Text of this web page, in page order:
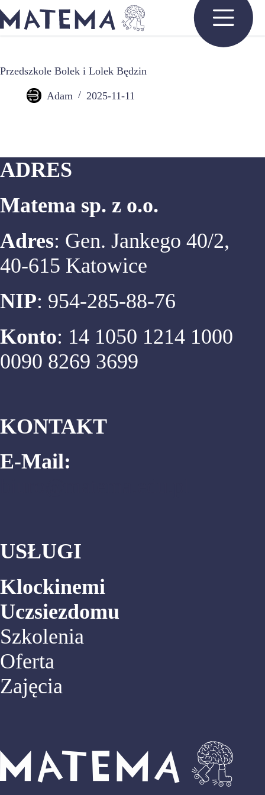
do
treści
Przedszkole Bolek i Lolek Będzin
Adam 2025-11-11
ADRES
Matema sp. z o.o.
Adres: Gen. Jankego 40/2,
40-615 Katowice
NIP: 954-285-88-76
Konto: 14 1050 1214 1000
0090 8269 3699
KONTAKT
E-Mail:
USŁUGI
Klockinemi
Uczsiezdomu
Szkolenia
Oferta
Zajęcia